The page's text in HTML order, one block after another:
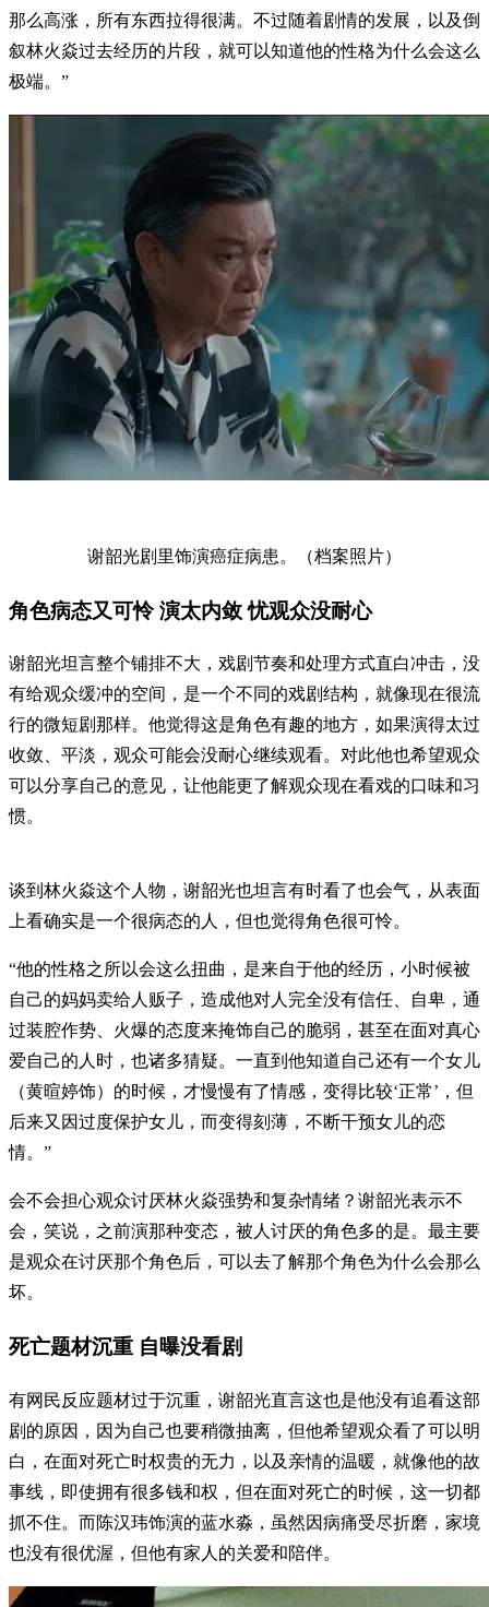
那么高涨，所有东西拉得很满。不过随着剧情的发展，以及倒
叙林火焱过去经历的片段，就可以知道他的性格为什么会这么
极端。”
谢韶光剧里饰演癌症病患。（档案照片）
角色病态又可怜 演太内敛 忧观众没耐心
谢韶光坦言整个铺排不大，戏剧节奏和处理方式直白冲击，没
有给观众缓冲的空间，是一个不同的戏剧结构，就像现在很流
行的微短剧那样。他觉得这是角色有趣的地方，如果演得太过
收敛、平淡，观众可能会没耐心继续观看。对此他也希望观众
可以分享自己的意见，让他能更了解观众现在看戏的口味和习
惯。
谈到林火焱这个人物，谢韶光也坦言有时看了也会气，从表面
上看确实是一个很病态的人，但也觉得角色很可怜。
“他的性格之所以会这么扭曲，是来自于他的经历，小时候被
自己的妈妈卖给人贩子，造成他对人完全没有信任、自卑，通
过装腔作势、火爆的态度来掩饰自己的脆弱，甚至在面对真心
爱自己的人时，也诸多猜疑。一直到他知道自己还有一个女儿
（黄暄婷饰）的时候，才慢慢有了情感，变得比较‘正常’，但
后来又因过度保护女儿，而变得刻薄，不断干预女儿的恋
情。”
会不会担心观众讨厌林火焱强势和复杂情绪？谢韶光表示不
会，笑说，之前演那种变态，被人讨厌的角色多的是。最主要
是观众在讨厌那个角色后，可以去了解那个角色为什么会那么
坏。
死亡题材沉重 自曝没看剧
有网民反应题材过于沉重，谢韶光直言这也是他没有追看这部
剧的原因，因为自己也要稍微抽离，但他希望观众看了可以明
白，在面对死亡时权贵的无力，以及亲情的温暖，就像他的故
事线，即使拥有很多钱和权，但在面对死亡的时候，这一切都
抓不住。而陈汉玮饰演的蓝水淼，虽然因病痛受尽折磨，家境
也没有很优渥，但他有家人的关爱和陪伴。